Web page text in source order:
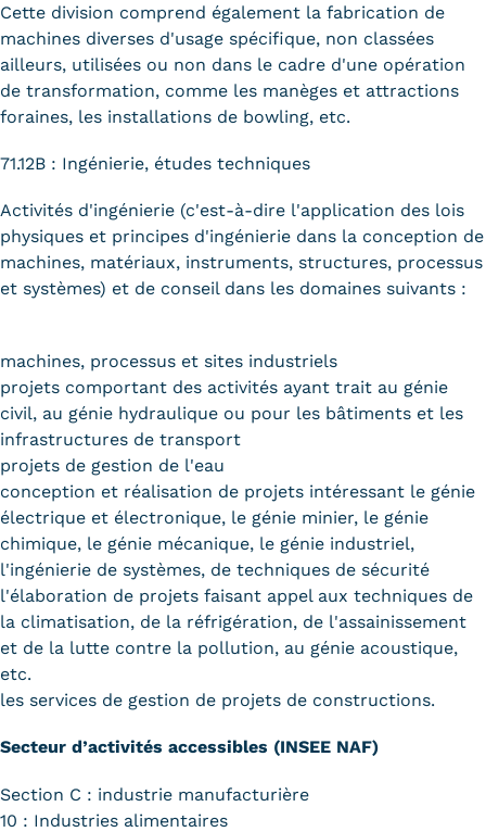
Cette division comprend également la fabrication de
machines diverses d'usage spécifique, non classées
ailleurs, utilisées ou non dans le cadre d'une opération
de transformation, comme les manèges et attractions
foraines, les installations de bowling, etc.
71.12B : Ingénierie, études techniques
Activités d'ingénierie (c'est-à-dire l'application des lois
physiques et principes d'ingénierie dans la conception de
machines, matériaux, instruments, structures, processus
et systèmes) et de conseil dans les domaines suivants :
machines, processus et sites industriels
projets comportant des activités ayant trait au génie
civil, au génie hydraulique ou pour les bâtiments et les
infrastructures de transport
projets de gestion de l'eau
conception et réalisation de projets intéressant le génie
électrique et électronique, le génie minier, le génie
chimique, le génie mécanique, le génie industriel,
l'ingénierie de systèmes, de techniques de sécurité
l'élaboration de projets faisant appel aux techniques de
la climatisation, de la réfrigération, de l'assainissement
et de la lutte contre la pollution, au génie acoustique,
etc.
les services de gestion de projets de constructions.
Secteur d’activités accessibles (INSEE NAF)
Section C : industrie manufacturière
10 : Industries alimentaires